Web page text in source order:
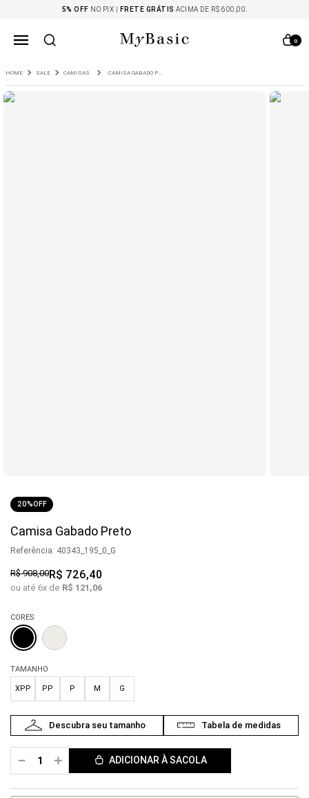
5% OFF NO PIX | FRETE GRÁTIS ACIMA DE R$ 600,00.
0
SALE CAMISAS CAMISA GABADO PRETO
20%OFF
Camisa Gabado Preto
Referência: 40343_195_0_G
R$908,00R$ 726,40
ou até 6x de R$ 121,06
CORES
TAMANHO
PP P M G
XPP
＋
－ ADICIONAR À SACOLA